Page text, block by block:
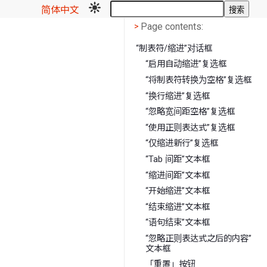
简体中文
搜索
< Page contents
> Page contents:
“制表符/缩进”对话框
“启用自动缩进”复选框
“将制表符转换为空格”复选框
“换行缩进”复选框
“忽略宽间距空格”复选框
“使用正则表达式”复选框
“仅缩进新行”复选框
“Tab 间距”文本框
“缩进间距”文本框
“开始缩进”文本框
“结束缩进”文本框
“语句结束”文本框
“忽略正则表达式之后的内容”
文本框
「重置」按钮